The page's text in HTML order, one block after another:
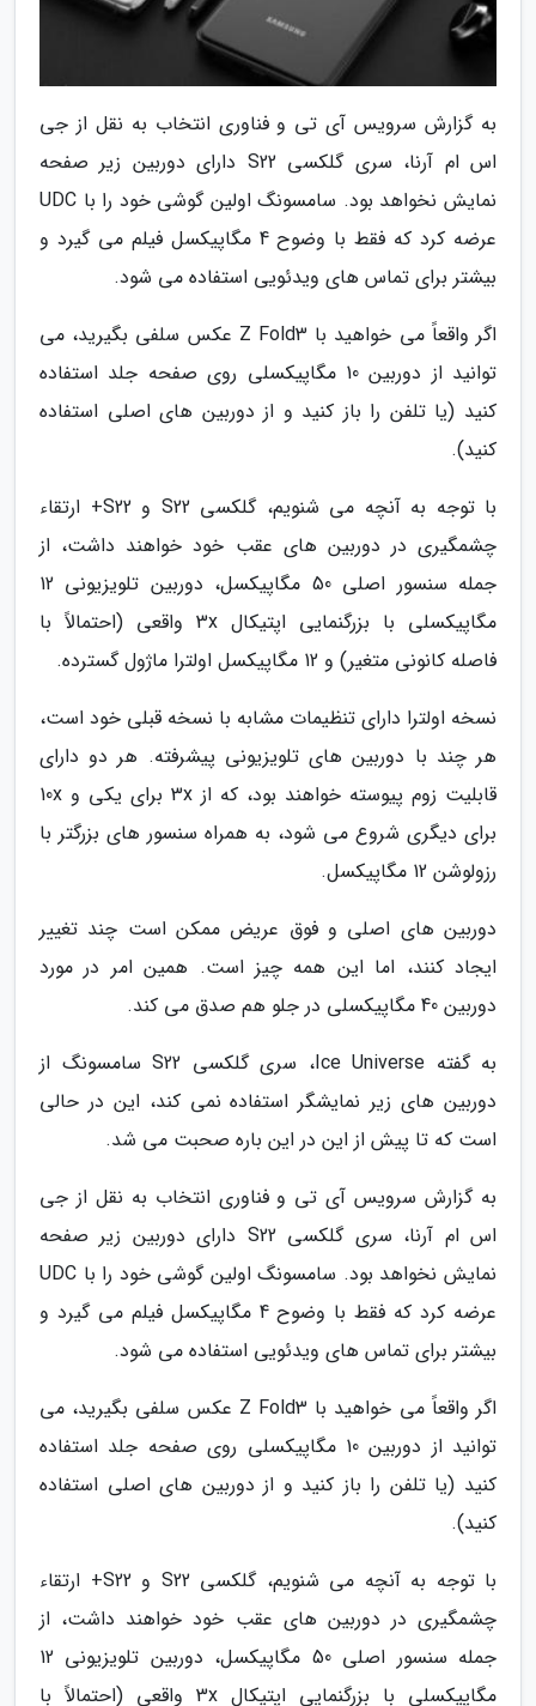
به گزارش سرویس آی تی و فناوری انتخاب به نقل از جی
اس ام آرنا، سری گلکسی S22 دارای دوربین زیر صفحه
نمایش نخواهد بود. سامسونگ اولین گوشی خود را با UDC
عرضه کرد که فقط با وضوح 4 مگاپیکسل فیلم می گیرد و
بیشتر برای تماس های ویدئویی استفاده می شود.
اگر واقعاً می خواهید با Z Fold3 عکس سلفی بگیرید، می
توانید از دوربین 10 مگاپیکسلی روی صفحه جلد استفاده
کنید (یا تلفن را باز کنید و از دوربین های اصلی استفاده
کنید).
با توجه به آنچه می شنویم، گلکسی S22 و S22+ ارتقاء
چشمگیری در دوربین های عقب خود خواهند داشت، از
جمله سنسور اصلی 50 مگاپیکسل، دوربین تلویزیونی 12
مگاپیکسلی با بزرگنمایی اپتیکال 3x واقعی (احتمالاً با
فاصله کانونی متغیر) و 12 مگاپیکسل اولترا ماژول گسترده.
نسخه اولترا دارای تنظیمات مشابه با نسخه قبلی خود است،
هر چند با دوربین های تلویزیونی پیشرفته. هر دو دارای
قابلیت زوم پیوسته خواهند بود، که از 3x برای یکی و 10x
برای دیگری شروع می شود، به همراه سنسور های بزرگتر با
رزولوشن 12 مگاپیکسل.
دوربین های اصلی و فوق عریض ممکن است چند تغییر
ایجاد کنند، اما این همه چیز است. همین امر در مورد
دوربین 40 مگاپیکسلی در جلو هم صدق می کند.
به گفته Ice Universe، سری گلکسی S22 سامسونگ از
دوربین های زیر نمایشگر استفاده نمی کند، این در حالی
است که تا پیش از این در این باره صحبت می شد.
به گزارش سرویس آی تی و فناوری انتخاب به نقل از جی
اس ام آرنا، سری گلکسی S22 دارای دوربین زیر صفحه
نمایش نخواهد بود. سامسونگ اولین گوشی خود را با UDC
عرضه کرد که فقط با وضوح 4 مگاپیکسل فیلم می گیرد و
بیشتر برای تماس های ویدئویی استفاده می شود.
اگر واقعاً می خواهید با Z Fold3 عکس سلفی بگیرید، می
توانید از دوربین 10 مگاپیکسلی روی صفحه جلد استفاده
کنید (یا تلفن را باز کنید و از دوربین های اصلی استفاده
کنید).
با توجه به آنچه می شنویم، گلکسی S22 و S22+ ارتقاء
چشمگیری در دوربین های عقب خود خواهند داشت، از
جمله سنسور اصلی 50 مگاپیکسل، دوربین تلویزیونی 12
مگاپیکسلی با بزرگنمایی اپتیکال 3x واقعی (احتمالاً با